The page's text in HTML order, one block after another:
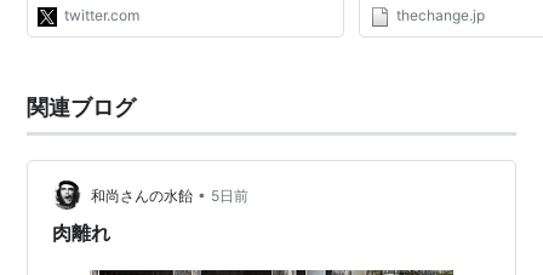
twitter.com thechange.jp
関連ブログ
和尚さんの水飴 • 5日前
肉離れ